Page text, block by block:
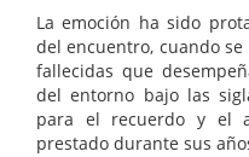
La emoción ha sido
del encuentro, cuando
fallecidas que
del entorno bajo las
para el recuerdo y el
prestado durante sus